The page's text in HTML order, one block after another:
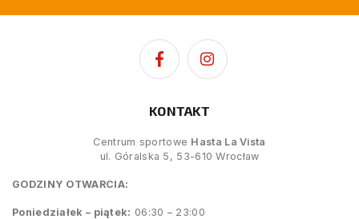
KONTAKT
Centrum sportowe Hasta La Vista
ul. Góralska 5, 53-610 Wrocław
GODZINY OTWARCIA:
Poniedziałek – piątek: 06:30 – 23:00